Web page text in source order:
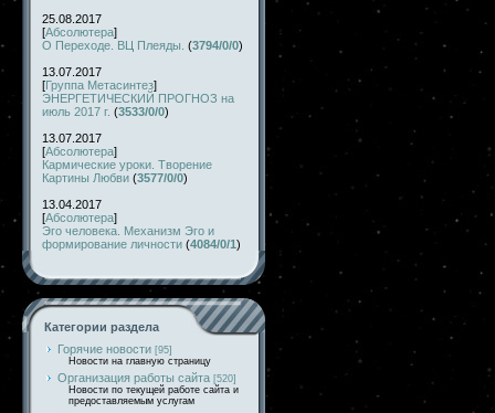
25.08.2017
[Абсолютера]
О Переходе. ВЦ Плеяды. (3794/0/0)
13.07.2017
[Группа Метасинтез]
ЭНЕРГЕТИЧЕСКИЙ ПРОГНОЗ на
июль 2017 г. (3533/0/0)
13.07.2017
[Абсолютера]
Кармические уроки. Творение
Картины Любви (3577/0/0)
13.04.2017
[Абсолютера]
Эго человека. Механизм Эго и
формирование личности (4084/0/1)
Категории раздела
Горячие новости [95]
Новости на главную страницу
Организация работы сайта [520]
Новости по текущей работе сайта и
предоставляемым услугам